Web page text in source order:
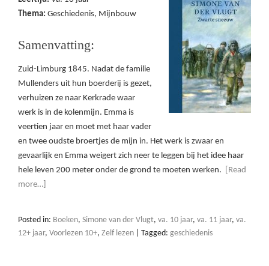
Thema: Geschiedenis, Mijnbouw
Samenvatting:
Zuid-Limburg 1845. Nadat de familie
Mullenders uit hun boerderij is gezet,
verhuizen ze naar Kerkrade waar
werk is in de kolenmijn. Emma is
veertien jaar en moet met haar vader
en twee oudste broertjes de mijn in. Het werk is zwaar en
gevaarlijk en Emma weigert zich neer te leggen bij het idee haar
hele leven 200 meter onder de grond te moeten werken.
[Read
more…]
Posted in: Boeken, Simone van der Vlugt, va. 10 jaar, va. 11 jaar, va.
12+ jaar, Voorlezen 10+, Zelf lezen Tagged: geschiedenis